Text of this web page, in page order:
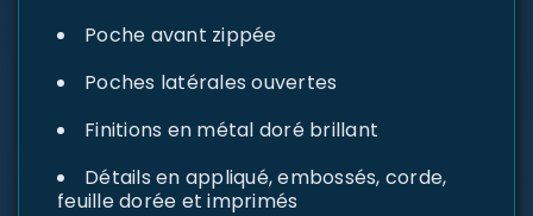
Poche avant zippée
Poches latérales ouvertes
Finitions en métal doré brillant
Détails en appliqué, embossés, corde,
feuille dorée et imprimés